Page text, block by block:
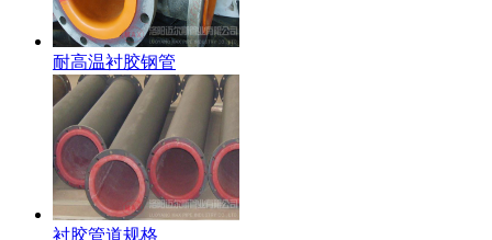
耐高温衬胶钢管
衬胶管道规格